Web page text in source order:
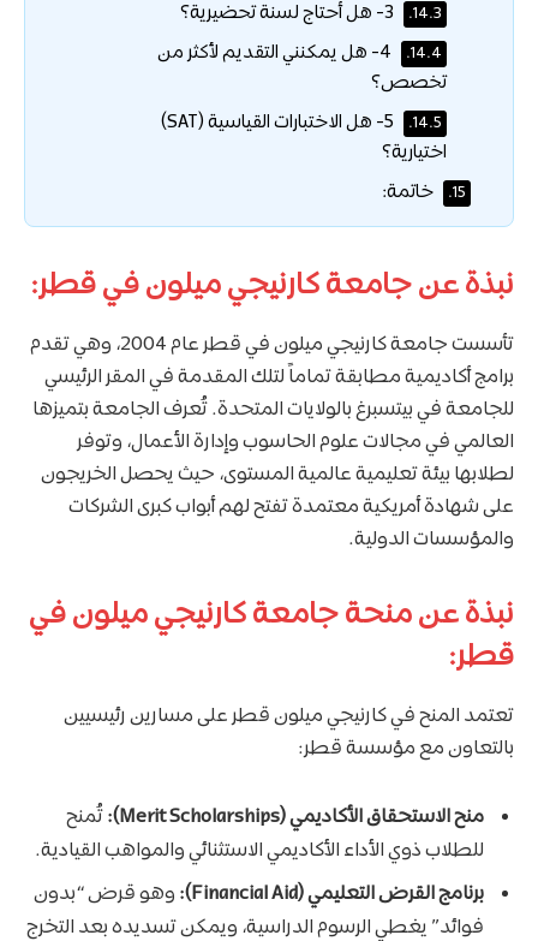
14.3.
14.4.
4- هل يمكنني التقديم لأكثر من
تخصص؟
14.5.
5- هل الاختبارات القياسية (SAT)
اختيارية؟
15. خاتمة:
نبذة عن جامعة كارنيجي ميلون في قطر:
تأسست جامعة كارنيجي ميلون في قطر عام 2004، وهي تقدم
برامج أكاديمية مطابقة تماماً لتلك المقدمة في المقر الرئيسي
للجامعة في بيتسبرغ بالولايات المتحدة. تُعرف الجامعة بتميزها
العالمي في مجالات علوم الحاسوب وإدارة الأعمال، وتوفر
لطلابها بيئة تعليمية عالمية المستوى، حيث يحصل الخريجون
على شهادة أمريكية معتمدة تفتح لهم أبواب كبرى الشركات
والمؤسسات الدولية.
نبذة عن منحة جامعة كارنيجي ميلون في
قطر:
تعتمد المنح في كارنيجي ميلون قطر على مسارين رئيسيين
بالتعاون مع مؤسسة قطر:
منح الاستحقاق الأكاديمي (Merit Scholarships):
تُمنح
للطلاب ذوي الأداء الأكاديمي الاستثنائي والمواهب القيادية.
برنامج القرض التعليمي (Financial Aid):
وهو قرض “بدون
فوائد” يغطي الرسوم الدراسية، ويمكن تسديده بعد التخرج